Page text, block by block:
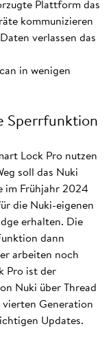
Plattform das
kommunizieren
verlassen das
in wenigen
Sperrfunktion
Lock Pro nutzen
soll das Nuki
im Frühjahr 2024
die Nuki-eigenen
erhalten. Die
dann
arbeiten noch
Pro ist der
Nuki über Thread
Generation
Updates.